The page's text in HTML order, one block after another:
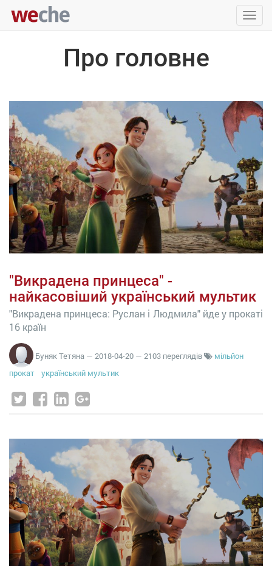
Про головне
"Викрадена принцеса" -
найкасовіший український мультик
"Викрадена принцеса: Руслан і Людмила" йде у прокаті
16 країн
Буняк Тетяна — 2018-04-20 — 2103 переглядів
мільйон
прокат
український мультик